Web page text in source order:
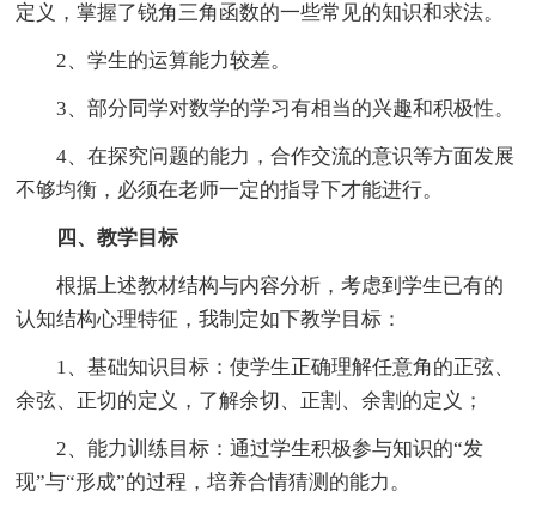
定义，掌握了锐角三角函数的一些常见的知识和求法。
2、学生的运算能力较差。
3、部分同学对数学的学习有相当的兴趣和积极性。
4、在探究问题的能力，合作交流的意识等方面发展
不够均衡，必须在老师一定的指导下才能进行。
四、教学目标
根据上述教材结构与内容分析，考虑到学生已有的
认知结构心理特征，我制定如下教学目标：
1、基础知识目标：使学生正确理解任意角的正弦、
余弦、正切的定义，了解余切、正割、余割的定义；
2、能力训练目标：通过学生积极参与知识的“发
现”与“形成”的过程，培养合情猜测的能力。